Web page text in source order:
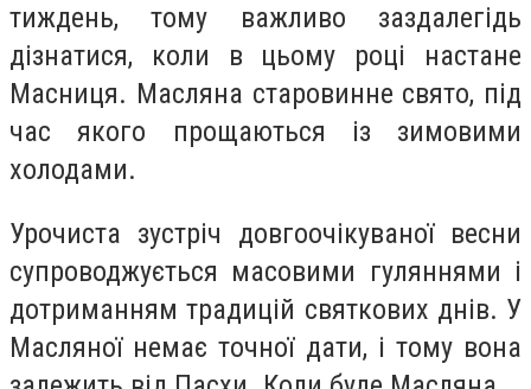
тиждень, тому важливо заздалегідь
дізнатися, коли в цьому році настане
Масниця. Масляна старовинне свято, під
час якого прощаються із зимовими
холодами.
Урочиста зустріч довгоочікуваної весни
супроводжується масовими гуляннями і
дотриманням традицій святкових днів. У
Масляної немає точної дати, і тому вона